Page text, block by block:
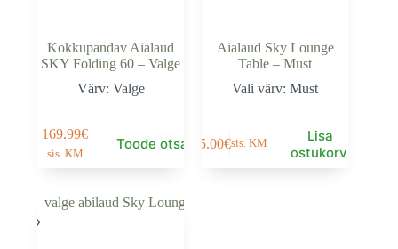
Kokkupandav Aialaud
SKY Folding 60 – Valge
Värv: Valge
169.99€
sis. KM
Toode otsas
Aialaud Sky Lounge
Table – Must
Vali värv: Must
95.00€sis. KM
Lisa
ostukorvi